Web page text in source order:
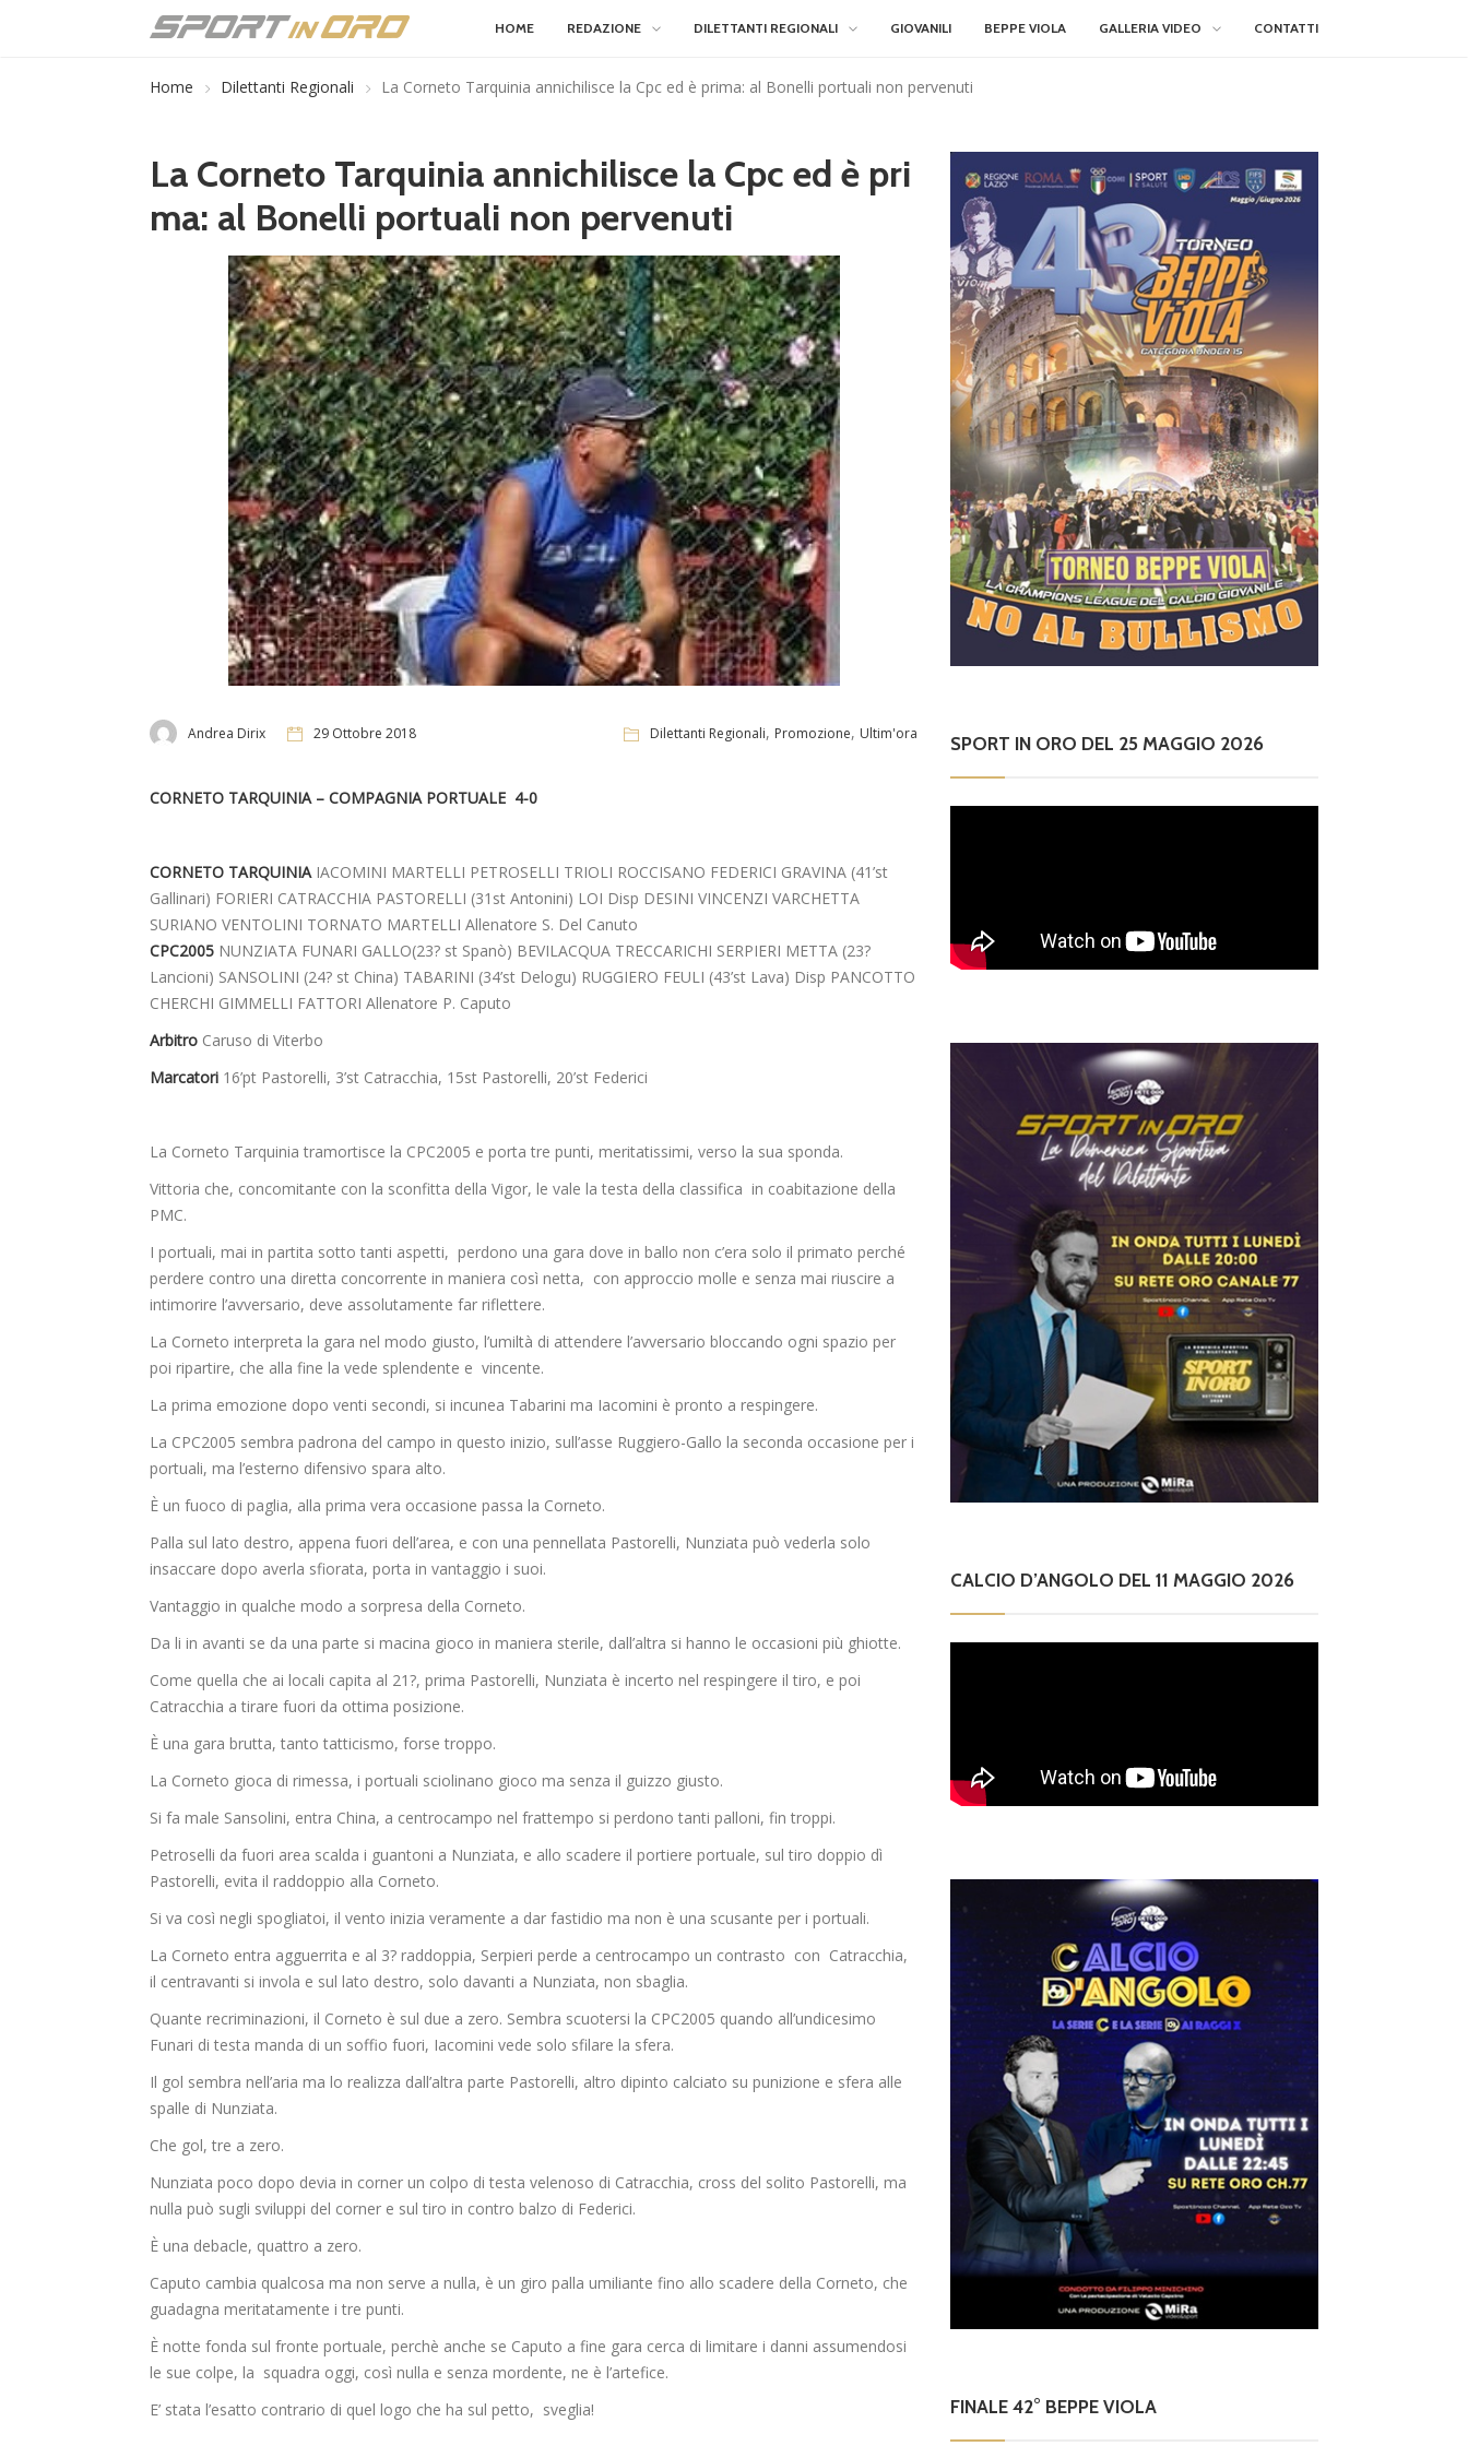
HOME REDAZIONE DILETTANTI REGIONALI GIOVANILI BEPPE VIOLA GALLERIA VIDEO CONTATTI
Home Dilettanti Regionali La Corneto Tarquinia annichilisce la Cpc ed è prima: al Bonelli portuali non pervenuti
La Corneto Tarquinia annichilisce la Cpc ed è pri
ma: al Bonelli portuali non pervenuti
Andrea Dirix 29 Ottobre 2018 Dilettanti Regionali, Promozione, Ultim'ora
CORNETO TARQUINIA – COMPAGNIA PORTUALE 4-0
CORNETO TARQUINIAIACOMINI MARTELLI PETROSELLI TRIOLI ROCCISANO FEDERICI GRAVINA (41’st
Gallinari) FORIERI CATRACCHIA PASTORELLI (31st Antonini) LOI Disp DESINI VINCENZI VARCHETTA
SURIANO VENTOLINI TORNATO MARTELLI Allenatore S. Del Canuto
CPC2005 NUNZIATA FUNARI GALLO(23? st Spanò) BEVILACQUA TRECCARICHI SERPIERI METTA (23?
Lancioni) SANSOLINI (24? st China) TABARINI (34’st Delogu) RUGGIERO FEULI (43’st Lava) Disp PANCOTTO
CHERCHI GIMMELLI FATTORI Allenatore P. Caputo
Arbitro Caruso di Viterbo
Marcatori 16’pt Pastorelli, 3’st Catracchia, 15st Pastorelli, 20’st Federici
La Corneto Tarquinia tramortisce la CPC2005 e porta tre punti, meritatissimi, verso la sua sponda.
Vittoria che, concomitante con la sconfitta della Vigor, le vale la testa della classifica in coabitazione della
PMC.
I portuali, mai in partita sotto tanti aspetti, perdono una gara dove in ballo non c’era solo il primato perché
perdere contro una diretta concorrente in maniera così netta, con approccio molle e senza mai riuscire a
intimorire l’avversario, deve assolutamente far riflettere.
La Corneto interpreta la gara nel modo giusto, l’umiltà di attendere l’avversario bloccando ogni spazio per
poi ripartire, che alla fine la vede splendente e vincente.
La prima emozione dopo venti secondi, si incunea Tabarini ma Iacomini è pronto a respingere.
La CPC2005 sembra padrona del campo in questo inizio, sull’asse Ruggiero-Gallo la seconda occasione per i
portuali, ma l’esterno difensivo spara alto.
È un fuoco di paglia, alla prima vera occasione passa la Corneto.
Palla sul lato destro, appena fuori dell’area, e con una pennellata Pastorelli, Nunziata può vederla solo
insaccare dopo averla sfiorata, porta in vantaggio i suoi.
Vantaggio in qualche modo a sorpresa della Corneto.
Da li in avanti se da una parte si macina gioco in maniera sterile, dall’altra si hanno le occasioni più ghiotte.
Come quella che ai locali capita al 21?, prima Pastorelli, Nunziata è incerto nel respingere il tiro, e poi
Catracchia a tirare fuori da ottima posizione.
È una gara brutta, tanto tatticismo, forse troppo.
La Corneto gioca di rimessa, i portuali sciolinano gioco ma senza il guizzo giusto.
Si fa male Sansolini, entra China, a centrocampo nel frattempo si perdono tanti palloni, fin troppi.
Petroselli da fuori area scalda i guantoni a Nunziata, e allo scadere il portiere portuale, sul tiro doppio dì
Pastorelli, evita il raddoppio alla Corneto.
Si va così negli spogliatoi, il vento inizia veramente a dar fastidio ma non è una scusante per i portuali.
La Corneto entra agguerrita e al 3? raddoppia, Serpieri perde a centrocampo un contrasto con Catracchia,
il centravanti si invola e sul lato destro, solo davanti a Nunziata, non sbaglia.
Quante recriminazioni, il Corneto è sul due a zero. Sembra scuotersi la CPC2005 quando all’undicesimo
Funari di testa manda di un soffio fuori, Iacomini vede solo sfilare la sfera.
Il gol sembra nell’aria ma lo realizza dall’altra parte Pastorelli, altro dipinto calciato su punizione e sfera alle
spalle di Nunziata.
Che gol, tre a zero.
Nunziata poco dopo devia in corner un colpo di testa velenoso di Catracchia, cross del solito Pastorelli, ma
nulla può sugli sviluppi del corner e sul tiro in contro balzo di Federici.
È una debacle, quattro a zero.
Caputo cambia qualcosa ma non serve a nulla, è un giro palla umiliante fino allo scadere della Corneto, che
guadagna meritatamente i tre punti.
È notte fonda sul fronte portuale, perchè anche se Caputo a fine gara cerca di limitare i danni assumendosi
le sue colpe, la squadra oggi, così nulla e senza mordente, ne è l’artefice.
E’ stata l’esatto contrario di quel logo che ha sul petto, sveglia!
SPORT IN ORO DEL 25 MAGGIO 2026
CALCIO D’ANGOLO DEL 11 MAGGIO 2026
FINALE 42° BEPPE VIOLA